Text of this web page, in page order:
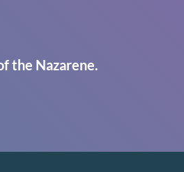
the Nazarene.